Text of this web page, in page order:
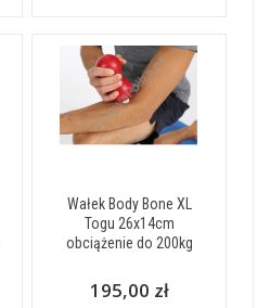
Wałek Body Bone XL
Togu 26x14cm
obciążenie do 200kg
195,00 zł